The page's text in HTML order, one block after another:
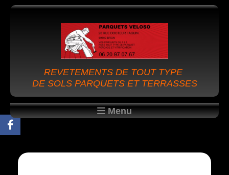
REVETEMENTS DE TOUT TYPE
DE SOLS PARQUETS ET TERRASSES
Menu